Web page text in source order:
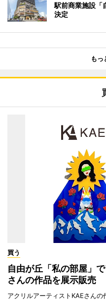
駅前商業施設「
決定
もっ
買う
自由が丘「私の部屋」
さんの作品を展示販売
アクリルアーティストKAEさん